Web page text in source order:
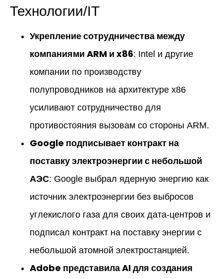
Технологии/IT
Укрепление сотрудничества между
компаниями ARM и x86: Intel и другие
компании по производству
полупроводников на архитектуре x86
усиливают сотрудничество для
противостояния вызовам со стороны ARM.
Google подписывает контракт на
поставку электроэнергии с небольшой
АЭС: Google выбрал ядерную энергию как
источник электроэнергии без выбросов
углекислого газа для своих дата-центров и
подписал контракт на поставку энергии с
небольшой атомной электростанцией.
Adobe представила AI для создания